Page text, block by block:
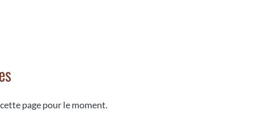
page pour le moment.